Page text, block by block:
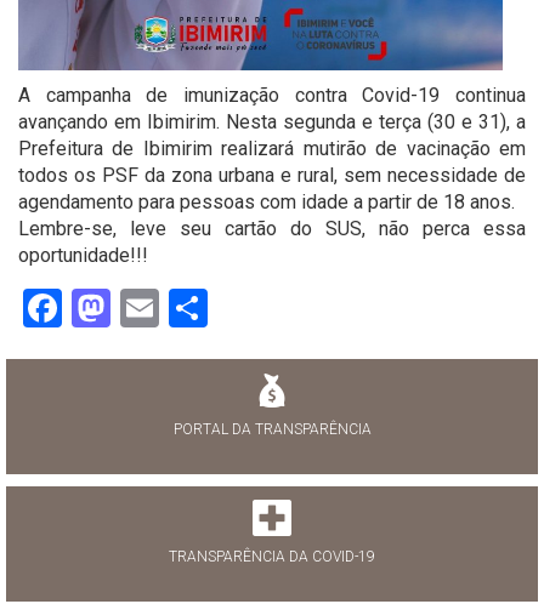
A campanha de imunização contra Covid-19 continua
avançando em Ibimirim. Nesta segunda e terça (30 e 31), a
Prefeitura de Ibimirim realizará mutirão de vacinação em
todos os PSF da zona urbana e rural, sem necessidade de
agendamento para pessoas com idade a partir de 18 anos.
Lembre-se, leve seu cartão do SUS, não perca essa
oportunidade!!!
Facebook
Mastodon
Email
PORTAL DA TRANSPARÊNCIA
TRANSPARÊNCIA DA COVID-19